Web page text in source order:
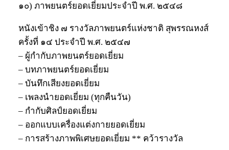
๑๐) ภาพยนตร์ยอดเยี่ยมประจำปี พ.ศ. ๒๕๔๘
หนังเข้าชิง ๗ รางวัลภาพยนตร์แห่งชาติ สุพรรณหงส์
ครั้งที่ ๑๔ ประจำปี พ.ศ. ๒๕๔๗
– ผู้กำกับภาพยนตร์ยอดเยี่ยม
– บทภาพยนตร์ยอดเยี่ยม
– บันทึกเสียงยอดเยี่ยม
– เพลงนำยอดเยี่ยม (ทุกคืนวัน)
– กำกับศิลป์ยอดเยี่ยม
– ออกแบบเครื่องแต่งกายยอดเยี่ยม
– การสร้างภาพพิเศษยอดเยี่ยม ** คว้ารางวัล